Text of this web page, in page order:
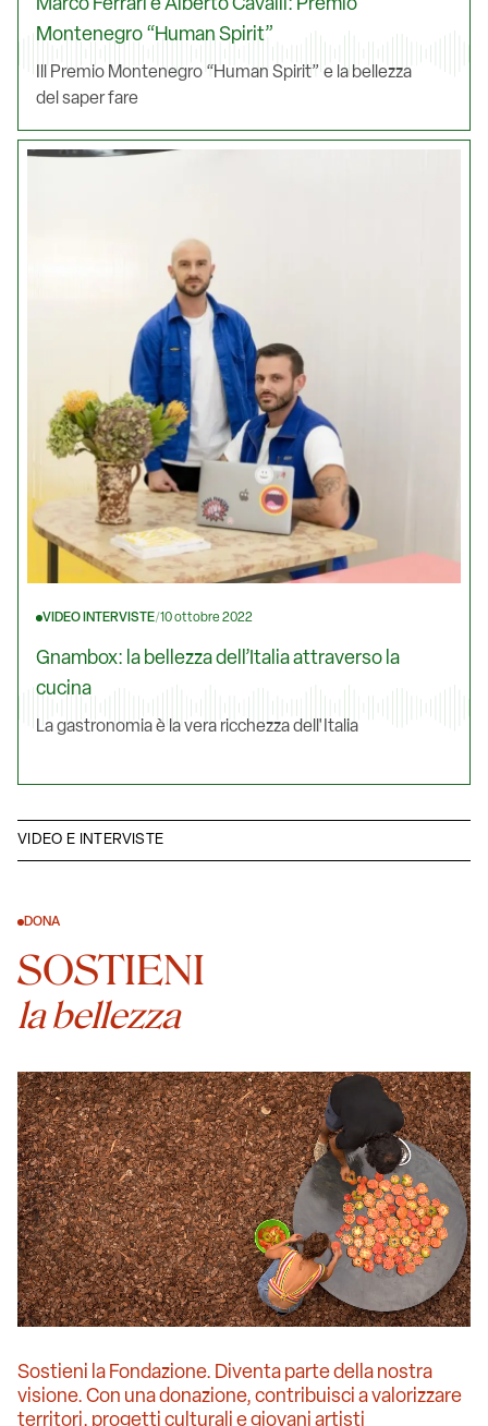
VIDEO E INTERVISTE
Marco Ferrari e Alberto Cavalli: Premio
Montenegro “Human Spirit”
Ill Premio Montenegro “Human Spirit” e la bellezza
del saper fare
VIDEO INTERVISTE/10 ottobre 2022
Gnambox: la bellezza dell’Italia attraverso la
cucina
La gastronomia è la vera ricchezza dell'Italia
DONA
SOSTIENI
la bellezza
Sostieni la Fondazione. Diventa parte della nostra
visione. Con una donazione, contribuisci a valorizzare
territori, progetti culturali e giovani artisti